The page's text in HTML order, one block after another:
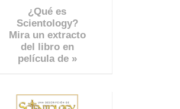
¿Qué es
Scientology?
Mira un extracto
del libro en
película de »